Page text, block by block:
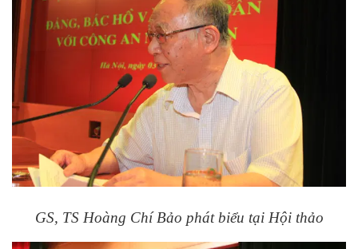
GS, TS Hoàng Chí Bảo phát biểu tại Hội thảo